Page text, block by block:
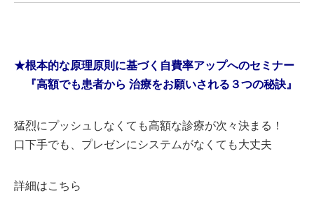
★根本的な原理原則に基づく自費率アップへのセミナー
『高額でも患者から 治療をお願いされる３つの秘訣』
猛烈にプッシュしなくても高額な診療が次々決まる！
口下手でも、プレゼンにシステムがなくても大丈夫
詳細はこちら